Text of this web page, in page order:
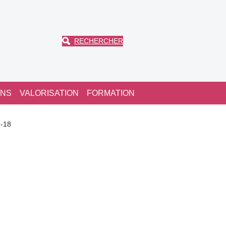
RECHERCHER
VALORISATION FORMATION
18